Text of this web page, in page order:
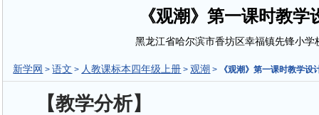
《观潮》第一课时教学
黑龙江省哈尔滨市香坊区幸福镇先锋小学
新学网 >语文 > 人教课标本四年级上册 > 观潮 > 《观潮》第一课时教学设
【教学分析】